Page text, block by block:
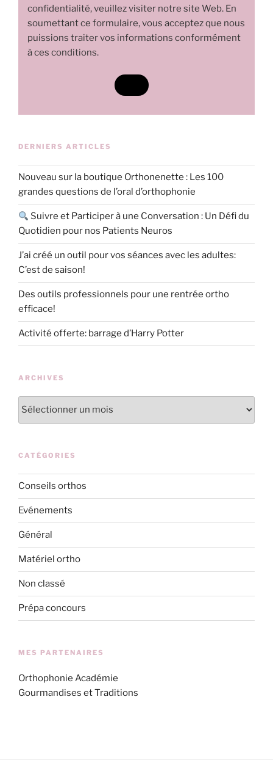
confidentialité, veuillez visiter notre site Web. En
soumettant ce formulaire, vous acceptez que nous
puissions traiter vos informations conformément
à ces conditions.
DERNIERS ARTICLES
Nouveau sur la boutique Orthonenette : Les 100
grandes questions de l’oral d’orthophonie
Suivre et Participer à une Conversation : Un Défi du
Quotidien pour nos Patients Neuros
J’ai créé un outil pour vos séances avec les adultes:
C’est de saison!
Des outils professionnels pour une rentrée ortho
efficace!
Activité offerte: barrage d’Harry Potter
ARCHIVES
Archives
CATÉGORIES
Conseils orthos
Evénements
Général
Matériel ortho
Non classé
Prépa concours
MES PARTENAIRES
Orthophonie Académie
Gourmandises et Traditions